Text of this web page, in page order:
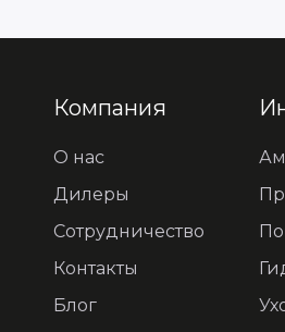
Компания
О нас
Дилеры
Сотрудничество
Контакты
Блог